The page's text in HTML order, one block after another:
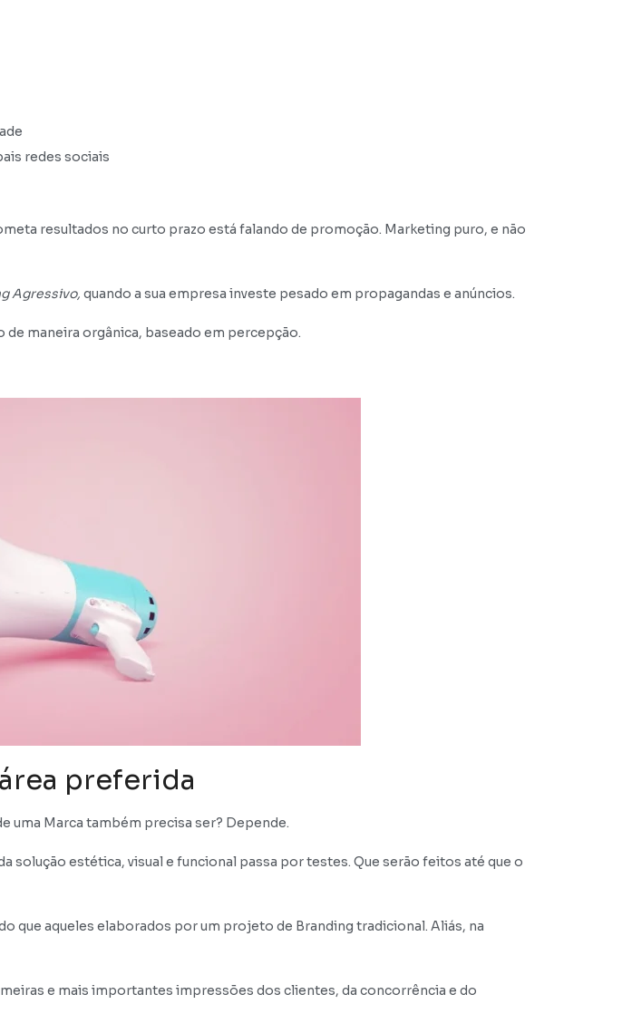
redes sociais
resultados no curto prazo está falando de promoção. Marketing puro, e não
Agressivo, quando a sua empresa investe pesado em propagandas e anúncios.
de maneira orgânica, baseado em percepção.
preferida
uma Marca também precisa ser? Depende.
estética, visual e funcional passa por testes. Que serão feitos até que o
que aqueles elaborados por um projeto de Branding tradicional. Aliás, na
e mais importantes impressões dos clientes, da concorrência e do